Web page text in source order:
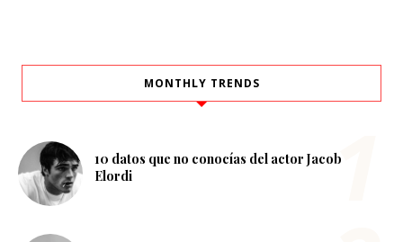
MONTHLY TRENDS
10 datos que no conocías del actor Jacob
Elordi